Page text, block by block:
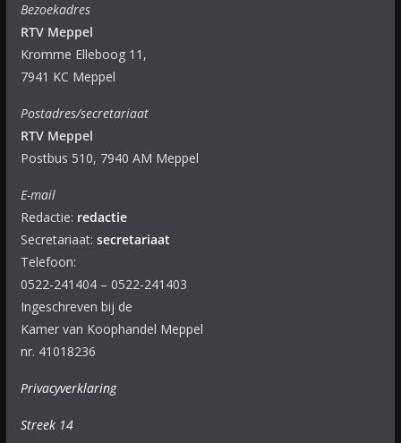
Bezoekadres
RTV Meppel
Kromme Elleboog 11,
7941 KC Meppel
Postadres/secretariaat
RTV Meppel
Postbus 510, 7940 AM Meppel
E-mail
Redactie: redactie
Secretariaat: secretariaat
Telefoon:
0522-241404 – 0522-241403
Ingeschreven bij de
Kamer van Koophandel Meppel
nr. 41018236
Privacyverklaring
Streek 14